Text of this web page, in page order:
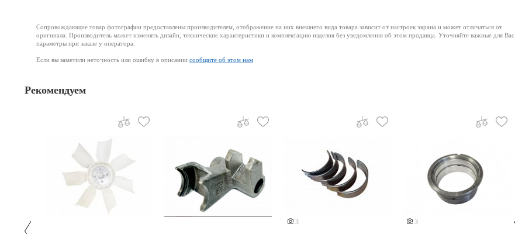
Сопровождающие товар фотографии предоставлены производителем, отображение на них внешнего вида товара зависит от настроек экрана и может отличаться от
оригинала. Производитель может изменять дизайн, технические характеристики и комплектацию изделия без уведомления об этом продавца. Уточняйте важные для Вас
параметры при заказе у оператора.
Если вы заметили неточность или ошибку в описании сообщите об этом нам
Рекомендуем
3 3